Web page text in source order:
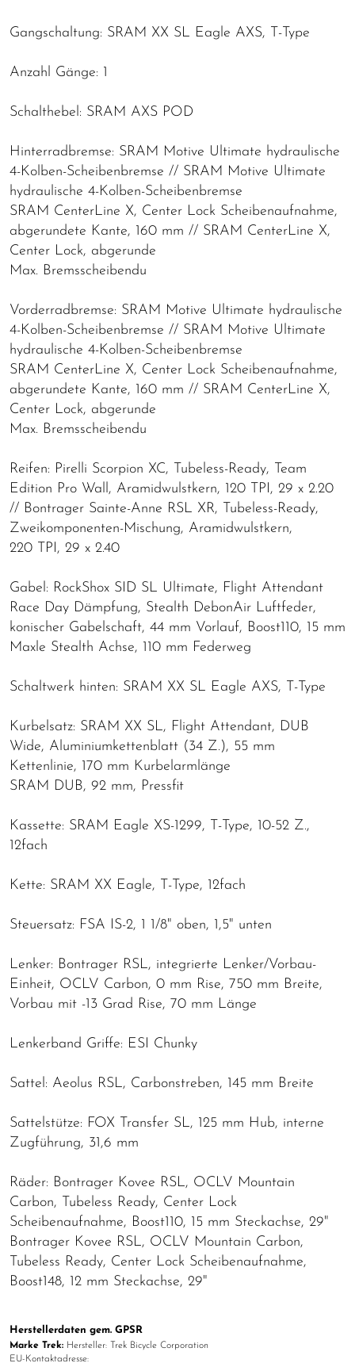
Gangschaltung: SRAM XX SL Eagle AXS, T-Type
Anzahl Gänge: 1
Schalthebel: SRAM AXS POD
Hinterradbremse: SRAM Motive Ultimate hydraulische
4-Kolben-Scheibenbremse // SRAM Motive Ultimate
hydraulische 4-Kolben-Scheibenbremse
SRAM CenterLine X, Center Lock Scheibenaufnahme,
abgerundete Kante, 160 mm // SRAM CenterLine X,
Center Lock, abgerunde
Max. Bremsscheibendu
Vorderradbremse: SRAM Motive Ultimate hydraulische
4-Kolben-Scheibenbremse // SRAM Motive Ultimate
hydraulische 4-Kolben-Scheibenbremse
SRAM CenterLine X, Center Lock Scheibenaufnahme,
abgerundete Kante, 160 mm // SRAM CenterLine X,
Center Lock, abgerunde
Max. Bremsscheibendu
Reifen: Pirelli Scorpion XC, Tubeless-Ready, Team
Edition Pro Wall, Aramidwulstkern, 120 TPI, 29 x 2.20
// Bontrager Sainte-Anne RSL XR, Tubeless-Ready,
Zweikomponenten-Mischung, Aramidwulstkern,
220 TPI, 29 x 2.40
Gabel: RockShox SID SL Ultimate, Flight Attendant
Race Day Dämpfung, Stealth DebonAir Luftfeder,
konischer Gabelschaft, 44 mm Vorlauf, Boost110, 15 mm
Maxle Stealth Achse, 110 mm Federweg
Schaltwerk hinten: SRAM XX SL Eagle AXS, T-Type
Kurbelsatz: SRAM XX SL, Flight Attendant, DUB
Wide, Aluminiumkettenblatt (34 Z.), 55 mm
Kettenlinie, 170 mm Kurbelarmlänge
SRAM DUB, 92 mm, Pressfit
Kassette: SRAM Eagle XS-1299, T-Type, 10-52 Z.,
12fach
Kette: SRAM XX Eagle, T-Type, 12fach
Steuersatz: FSA IS-2, 1 1/8" oben, 1,5" unten
Lenker: Bontrager RSL, integrierte Lenker/Vorbau-
Einheit, OCLV Carbon, 0 mm Rise, 750 mm Breite,
Vorbau mit -13 Grad Rise, 70 mm Länge
Lenkerband Griffe: ESI Chunky
Sattel: Aeolus RSL, Carbonstreben, 145 mm Breite
Sattelstütze: FOX Transfer SL, 125 mm Hub, interne
Zugführung, 31,6 mm
Räder: Bontrager Kovee RSL, OCLV Mountain
Carbon, Tubeless Ready, Center Lock
Scheibenaufnahme, Boost110, 15 mm Steckachse, 29"
Bontrager Kovee RSL, OCLV Mountain Carbon,
Tubeless Ready, Center Lock Scheibenaufnahme,
Boost148, 12 mm Steckachse, 29"
Herstellerdaten gem. GPSR
Marke Trek: Hersteller: Trek Bicycle Corporation
EU-Kontaktadresse: